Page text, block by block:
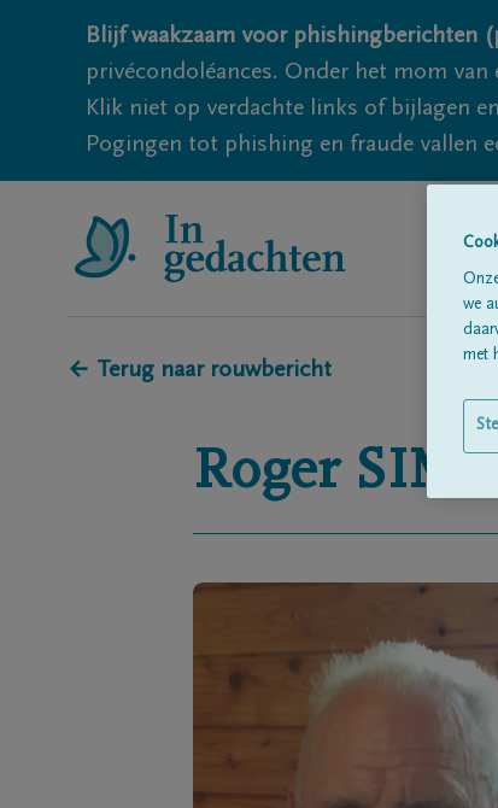
Blijf waakzaam voor phishingberichten
privécondoléances. Onder het mom
Klik niet op verdachte links of bijlagen
Pogingen tot phishing en fraude vallen
← Terug naar rouwbericht
Roger
we
met